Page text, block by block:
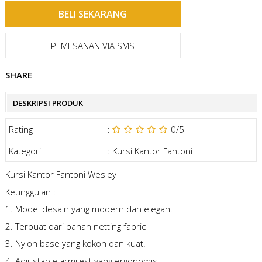
PEMESANAN VIA SMS
SHARE
DESKRIPSI PRODUK
Rating : 0/5
Kategori
: Kursi Kantor Fantoni
Kursi Kantor Fantoni Wesley
Keunggulan :
1. Model desain yang modern dan elegan.
2. Terbuat dari bahan netting fabric
3. Nylon base yang kokoh dan kuat.